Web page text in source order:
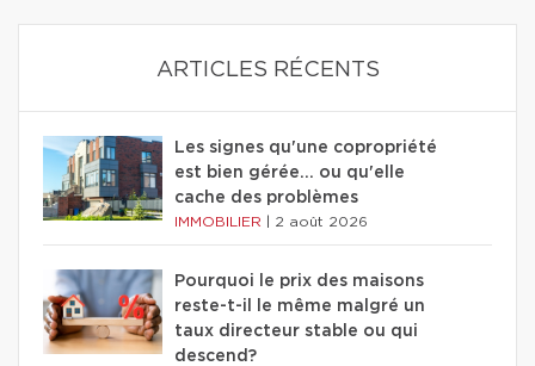
ARTICLES RÉCENTS
Les signes qu'une copropriété
est bien gérée… ou qu'elle
cache des problèmes
IMMOBILIER 2 août 2026
Pourquoi le prix des maisons
reste-t-il le même malgré un
taux directeur stable ou qui
descend?